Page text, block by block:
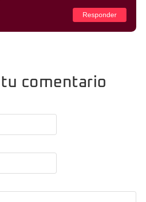
Responder
tu comentario